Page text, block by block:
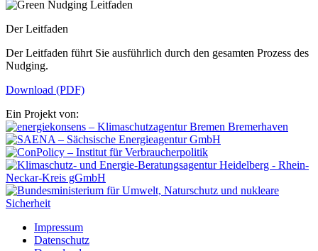
Der Leitfaden
Der Leitfaden führt Sie ausführlich durch den gesamten Prozess des
Nudging.
Download (PDF)
Ein Projekt von:
Impressum
Datenschutz